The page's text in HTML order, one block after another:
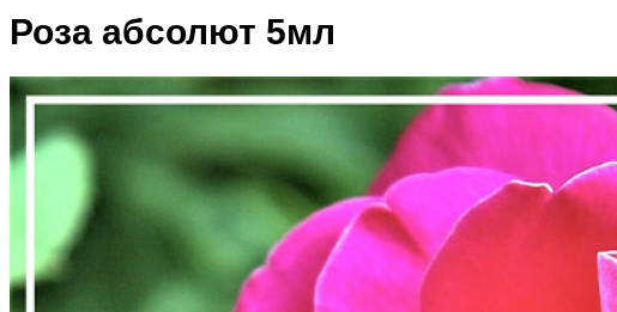
Роза абсолют 5мл